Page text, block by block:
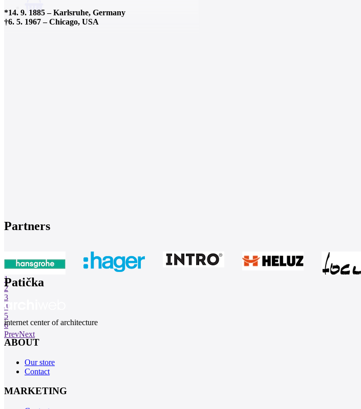
0
*14. 9. 1885–Karlsruhe, Germany
†6. 5. 1967–Chicago, USA
Partners
1
2
3
4
5
6
PrevNext
Patička
internet center of architecture
ABOUT
Our store
Contact
MARKETING